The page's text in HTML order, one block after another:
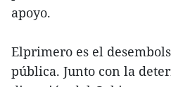
apoyo.
Elprimero es el
pública. Junto con la